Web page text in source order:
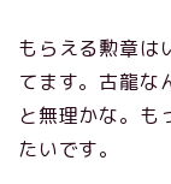
もらえる勲章は
てます。古龍な
と無理かな。も
たいです。